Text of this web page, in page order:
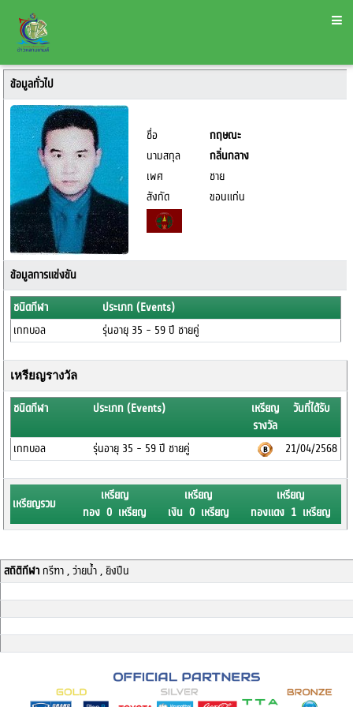
ข้อมูลทั่วไป
ชื่อ
กฤษณะ
นามสกุล
กลิ่นกลาง
เพศ
ชาย
สังกัด
ขอนแก่น
ข้อมูลการแข่งขัน
ชนิดกีฬา
ประเภท (Events)
เกทบอล
รุ่นอายุ 35 - 59 ปี ชายคู่
เหรียญรางวัล
ชนิดกีฬา ประเภท (Events)
เหรียญ
รางวัล
วันที่ได้รับ
เกทบอล รุ่นอายุ 35 - 59 ปี ชายคู่ 21/04/2568
เหรียญรวม
เหรียญ
ทอง 0 เหรียญ
เหรียญ
เงิน 0 เหรียญ
เหรียญ
ทองแดง 1 เหรียญ
สถิติกีฬากรีฑา , ว่ายน้ำ , ยิงปืน